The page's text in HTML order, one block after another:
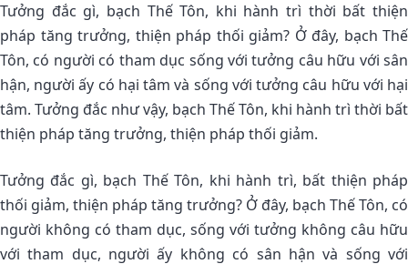
Tưởng đắc gì, bạch Thế Tôn, khi hành trì thời bất thiện
pháp tăng trưởng, thiện pháp thối giảm? Ở đây, bạch Thế
Tôn, có người có tham dục sống với tưởng câu hữu với sân
hận, người ấy có hại tâm và sống với tưởng câu hữu với hại
tâm. Tưởng đắc như vậy, bạch Thế Tôn, khi hành trì thời bất
thiện pháp tăng trưởng, thiện pháp thối giảm.
Tưởng đắc gì, bạch Thế Tôn, khi hành trì, bất thiện pháp
thối giảm, thiện pháp tăng trưởng? Ở đây, bạch Thế Tôn, có
người không có tham dục, sống với tưởng không câu hữu
với tham dục, người ấy không có sân hận và sống với